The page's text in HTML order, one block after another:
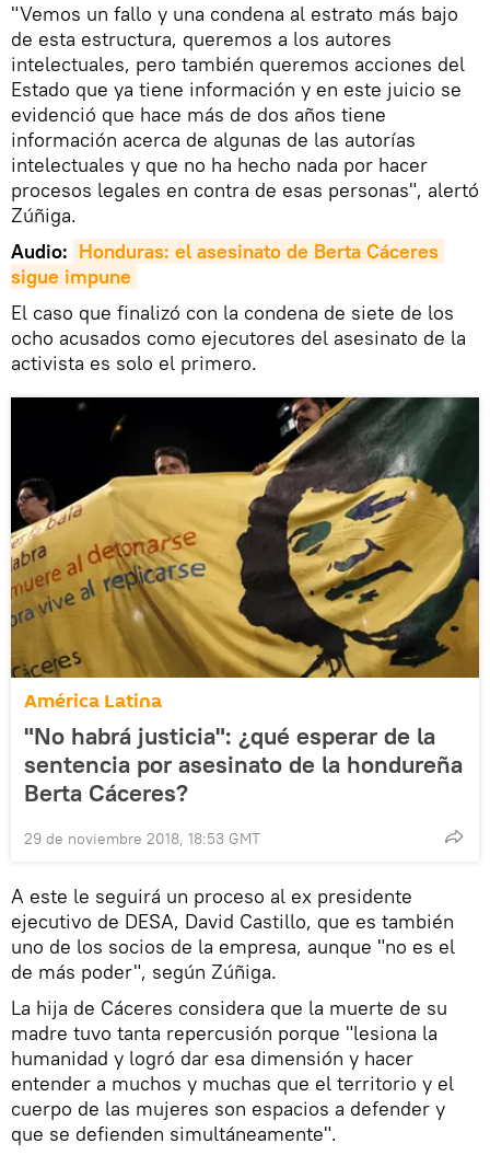
"Vemos un fallo y una condena al estrato más bajo
de esta estructura, queremos a los autores
intelectuales, pero también queremos acciones del
Estado que ya tiene información y en este juicio se
evidenció que hace más de dos años tiene
información acerca de algunas de las autorías
intelectuales y que no ha hecho nada por hacer
procesos legales en contra de esas personas", alertó
Zúñiga.
Audio: Honduras: el asesinato de Berta Cáceres
sigue impune
El caso que finalizó con la condena de siete de los
ocho acusados como ejecutores del asesinato de la
activista es solo el primero.
América Latina
"No habrá justicia": ¿qué esperar de la
sentencia por asesinato de la hondureña
Berta Cáceres?
29 de noviembre 2018, 18:53 GMT
A este le seguirá un proceso al ex presidente
ejecutivo de DESA, David Castillo, que es también
uno de los socios de la empresa, aunque "no es el
de más poder", según Zúñiga.
La hija de Cáceres considera que la muerte de su
madre tuvo tanta repercusión porque "lesiona la
humanidad y logró dar esa dimensión y hacer
entender a muchos y muchas que el territorio y el
cuerpo de las mujeres son espacios a defender y
que se defienden simultáneamente".